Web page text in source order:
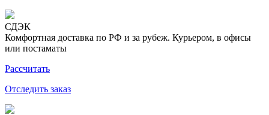
СДЭК
Комфортная доставка по РФ и за рубеж. Курьером, в офисы
или постаматы
Рассчитать
Отследить заказ